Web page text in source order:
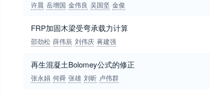
许晨 岳增国 金伟良 吴国坚 金俊
FRP加固木梁受弯承载力计算
邵劲松 薛伟辰 刘伟庆 蒋建强
再生混凝土Bolomey公式的修正
张永娟 何舜 张雄 刘昕 卢伟群